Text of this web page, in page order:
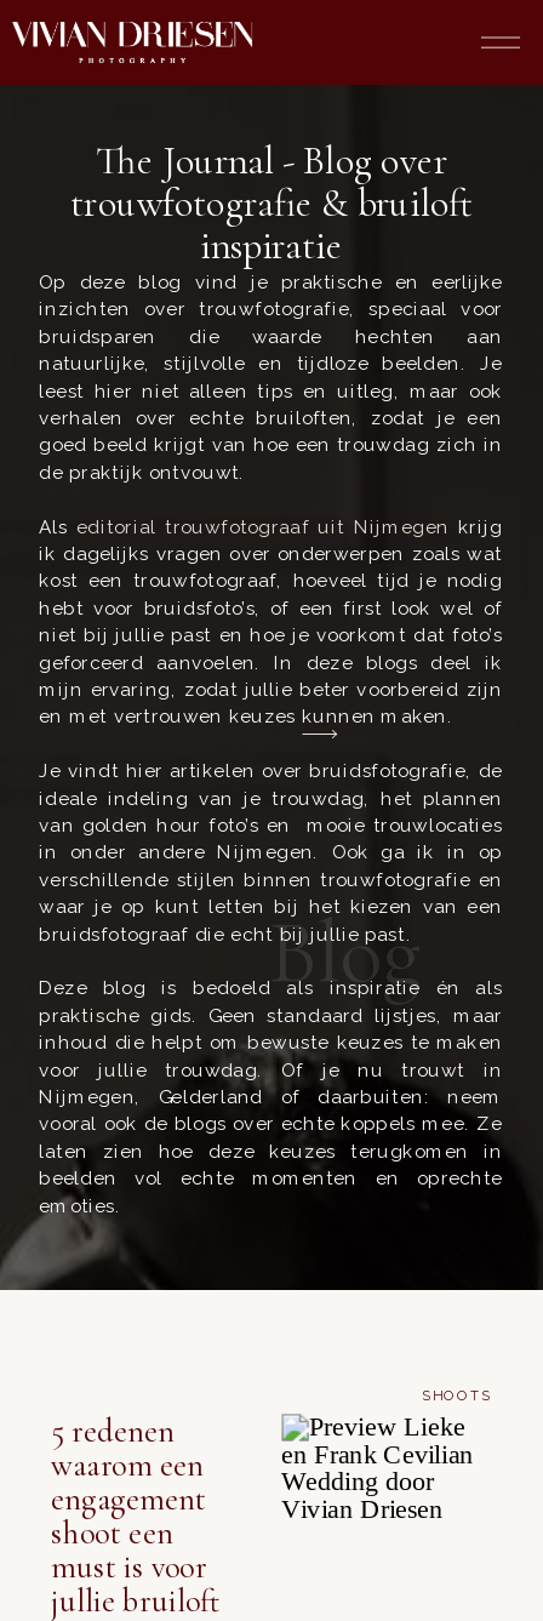
Blog
The Journal - Blog over
trouwfotografie & bruiloft
inspiratie
Op deze blog vind je praktische en eerlijke
inzichten over trouwfotografie, speciaal voor
bruidsparen die waarde hechten aan
natuurlijke, stijlvolle en tijdloze beelden. Je
leest hier niet alleen tips en uitleg, maar ook
verhalen over echte bruiloften, zodat je een
goed beeld krijgt van hoe een trouwdag zich in
de praktijk ontvouwt.
Als editorial trouwfotograaf uit Nijmegen krijg
ik dagelijks vragen over onderwerpen zoals wat
kost een trouwfotograaf, hoeveel tijd je nodig
hebt voor bruidsfoto’s, of een first look wel of
niet bij jullie past en hoe je voorkomt dat foto’s
geforceerd aanvoelen. In deze blogs deel ik
mijn ervaring, zodat jullie beter voorbereid zijn
en met vertrouwen keuzes kunnen maken.
Je vindt hier artikelen over bruidsfotografie, de
ideale indeling van je trouwdag, het plannen
van golden hour foto’s en mooie trouwlocaties
in onder andere Nijmegen. Ook ga ik in op
verschillende stijlen binnen trouwfotografie en
waar je op kunt letten bij het kiezen van een
bruidsfotograaf die echt bij jullie past.
Deze blog is bedoeld als inspiratie én als
praktische gids. Geen standaard lijstjes, maar
inhoud die helpt om bewuste keuzes te maken
voor jullie trouwdag. Of je nu trouwt in
Nijmegen, Gelderland of daarbuiten: neem
vooral ook de blogs over echte koppels mee. Ze
laten zien hoe deze keuzes terugkomen in
beelden vol echte momenten en oprechte
emoties.
SHOOTS
5 redenen
waarom een
engagement
shoot een
must is voor
jullie bruiloft